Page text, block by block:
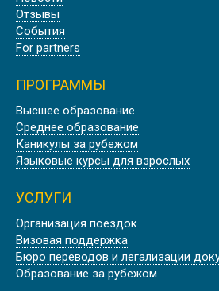
ЛЕТНИЕ КАНИКУЛЫ В
Лето
АНГЛИЙСКИЕ
ЛОНДОНЕ
Отзывы
События
For partners
ПРОГРАММЫ
Высшее образование
Среднее образование
Каникулы за рубежом
Языковые курсы для взрослых
УСЛУГИ
Организация поездок
Визовая поддержка
Бюро переводов и легализации
Образование за рубежом